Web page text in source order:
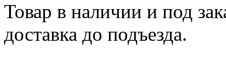
Товар в наличии и под
доставка до подъезда.